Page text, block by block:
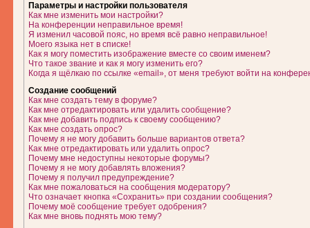
Параметры и настройки пользователя
Как мне изменить мои настройки?
На конференции неправильное время!
Я изменил часовой пояс, но время всё равно неправильное!
Моего языка нет в списке!
Как я могу поместить изображение вместе со своим именем?
Что такое звание и как я могу изменить его?
Когда я щёлкаю по ссылке «email», от меня требуют войти на
Создание сообщений
Как мне создать тему в форуме?
Как мне отредактировать или удалить сообщение?
Как мне добавить подпись к своему сообщению?
Как мне создать опрос?
Почему я не могу добавить больше вариантов ответа?
Как мне отредактировать или удалить опрос?
Почему мне недоступны некоторые форумы?
Почему я не могу добавлять вложения?
Почему я получил предупреждение?
Как мне пожаловаться на сообщения модератору?
Что означает кнопка «Сохранить» при создании сообщения?
Почему моё сообщение требует одобрения?
Как мне вновь поднять мою тему?